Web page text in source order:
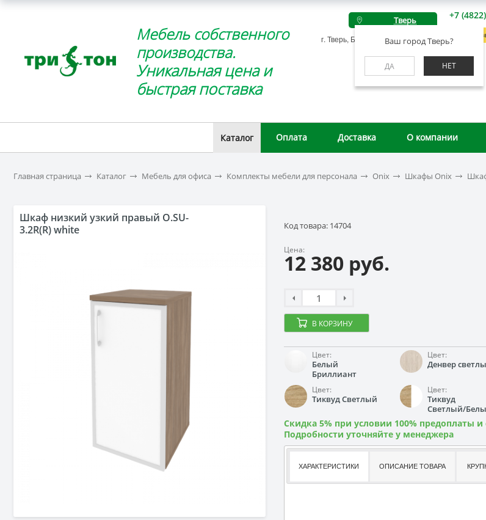
Мебель собственного
производства.
Уникальная цена и
быстрая поставка
Тверь
Ваш город Тверь?
ДА НЕТ
г. Тверь, Беляковский пер., д. 46А
+7
Заказать
Каталог Оплата Доставка О компании
Главная страница Каталог Мебель для офиса Комплекты мебели для персонала Onix Шкафы Onix
Шкаф низкий узкий правый O.SU-
3.2R(R) white
Код товара: 14704
Цена:
12 380 руб.
В КОРЗИНУ
Цвет:
Белый
Бриллиант
Цвет:
Денвер
Цвет:
Тиквуд Светлый
Цвет:
Тиквуд
Светлый/
Скидка 5% при условии 100% предоплаты
Подробности уточняйте у менеджера
ХАРАКТЕРИСТИКИ ОПИСАНИЕ ТОВАРА